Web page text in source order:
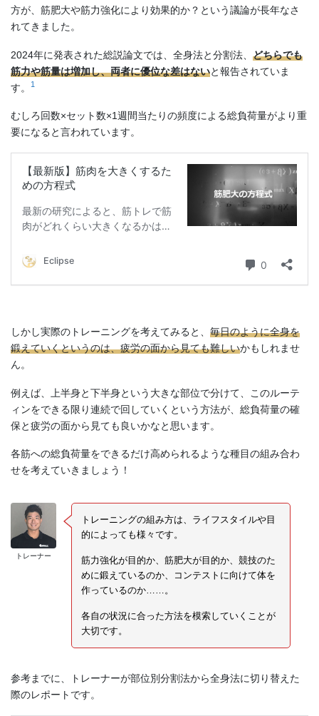
方が、筋肥大や筋力強化により効果的か？という議論が長年なさ
れてきました。
2024年に発表された総説論文では、全身法と分割法、 どちらでも
筋力や筋量は増加し、両者に優位な差はないと報告されていま
す。
1
むしろ回数×セット数×1週間当たりの頻度による総負荷量がより重
要になると言われています。
しかし実際のトレーニングを考えてみると、 毎日のように全身を
鍛えていくというのは、疲労の面から見ても難しいかもしれませ
ん。
例えば、上半身と下半身という大きな部位で分けて、このルーテ
ィンをできる限り連続で回していくという方法が、総負荷量の確
保と疲労の面から見ても良いかなと思います。
各筋への総負荷量をできるだけ高められるような種目の組み合わ
せを考えていきましょう！
トレーナー
トレーニングの組み方は、ライフスタイルや目
的によっても様々です。
筋力強化が目的か、筋肥大が目的か、競技のた
めに鍛えているのか、コンテストに向けて体を
作っているのか……。
各自の状況に合った方法を模索していくことが
大切です。
参考までに、トレーナーが部位別分割法から全身法に切り替えた
際のレポートです。